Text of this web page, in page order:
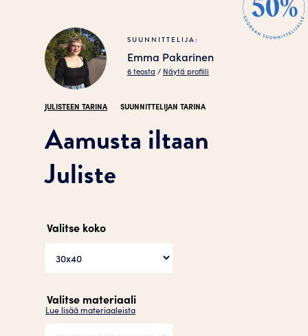
SUUNNITTELIJA:
Emma Pakarinen
6 teosta / Näytä profiili
JULISTEEN TARINA SUUNNITTELIJAN TARINA
Aamusta iltaan
Juliste
Valitse koko
Valitse materiaali
Lue lisää materiaaleista